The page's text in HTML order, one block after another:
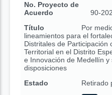
No. Proyecto de
Acuerdo
90-
Título
Por
lineamientos para el
Distritales de Participación
Territorial en el Distrito
e Innovación de Medellín y
disposiciones
Estado
Retirado